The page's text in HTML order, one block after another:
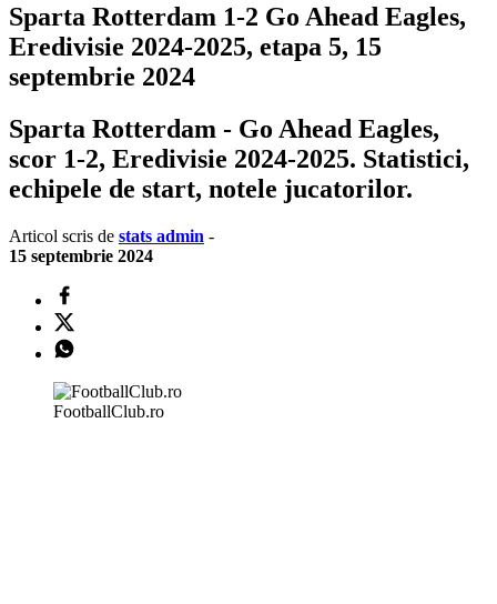
Sparta Rotterdam 1-2 Go Ahead Eagles,
Eredivisie 2024-2025, etapa 5, 15
septembrie 2024
Sparta Rotterdam - Go Ahead Eagles,
scor 1-2, Eredivisie 2024-2025. Statistici,
echipele de start, notele jucatorilor.
Articol scris de stats admin -
15 septembrie 2024
FootballClub.ro